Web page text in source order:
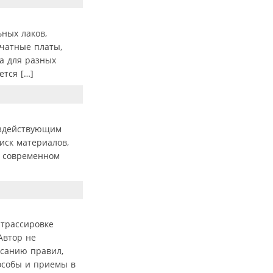
лаков,
платы,
для разных
[…]
материалов,
современном
не
правил,
и приемы в